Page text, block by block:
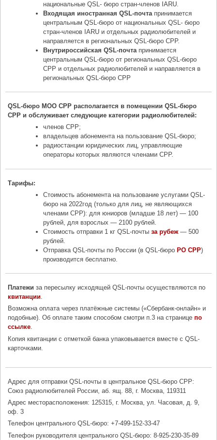
национальные QSL- бюро стран-членов IARU.
Входящая иностранная QSL-почтапринимается
центральным QSL-бюро от национальных QSL- бюро
стран-членов IARU и отдельных радиолюбителей и
направляется в региональных QSL-бюро СРР.
Внутрироссийская QSL-почтапринимается
центральным QSL-бюро от региональных QSL-бюро
СРР и отдельных радиолюбителей и направляется в
региональных QSL-бюро СРР
QSL-бюро МОО СРР располагается в помещении QSL-бюро
СРР и обслуживает следующие категории радиолюбителей:
членов СРР;
владельцев абонемента на пользование QSL-бюро;
радиостанции юридических лиц, управляющие
операторы которых являются членами СРР.
Тарифы:
Стоимость абонемента на пользование услугами QSL-
бюро на 2022год (только для лиц, не являющихся
членами СРР): для юниоров (младше 18 лет) — 100
рублей, для взрослых — 2100 рублей.
Стоимость отправки 1 кг QSL-почтыза рубеж — 500
рублей.
Отправка QSL-почты по России (в QSL-бюро РО СРР)
производится бесплатно.
Платежиза пересылку исходящей QSL-почты осуществляются по
квитанции.
Возможна оплата через платёжные системы («Сбербанк-онлайн» и
подобные). Об оплате таким способом смотри п.3 на страницепо
ссылке.
Копия квитанции с отметкой банка упаковывается вместе с QSL-
карточками.
Адрес для отправки QSL-почты в центральное QSL-бюро СРР:
Союз радиолюбителей России, аб. ящ. 88, г. Москва, 119311
Адрес месторасположения: 125315, г. Москва, ул. Часовая, д. 9,
оф. 3
Телефон центрального QSL-бюро: +7-499-152-33-47
Телефон руководителя центрального QSL-бюро: 8-925-230-35-89